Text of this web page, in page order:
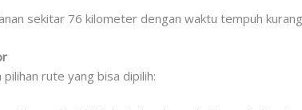
sekitar 76 kilometer dengan waktu tempuh
rute yang bisa dipilih: